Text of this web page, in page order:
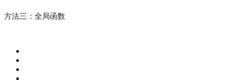
方法三：全局函数